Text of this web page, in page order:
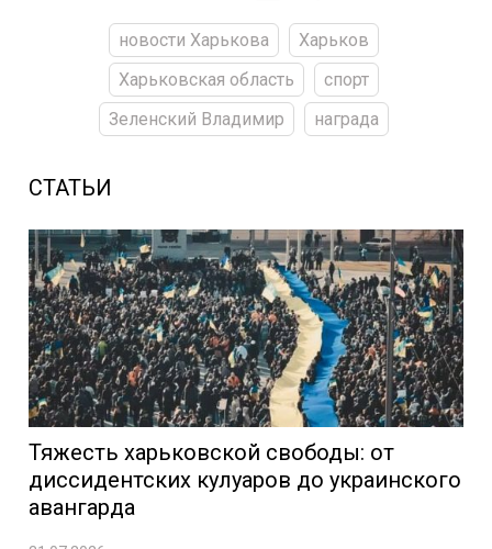
новости Харькова
Харьков
Харьковская область
спорт
Зеленский Владимир
награда
СТАТЬИ
Тяжесть харьковской свободы: от
диссидентских кулуаров до украинского
авангарда